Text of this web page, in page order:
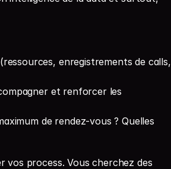
enregistrements de calls,
et renforcer les
de rendez-vous ? Quelles
vos process. Vous cherchez des